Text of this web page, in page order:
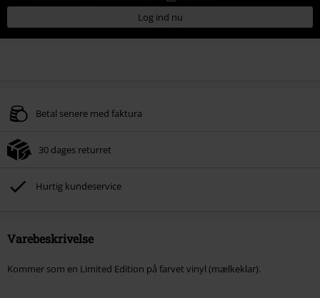
Log ind nu
Betal senere med faktura
30 dages returret
Hurtig kundeservice
Varebeskrivelse
Kommer som en Limited Edition på farvet vinyl (mælkeklar).